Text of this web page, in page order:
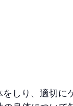
しり、適切に